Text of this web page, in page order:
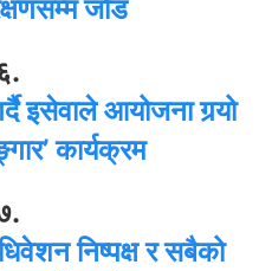
जोड
इसेवाले आयोजना गर्‍यो
कार्यक्रम
निष्पक्ष र सबैको